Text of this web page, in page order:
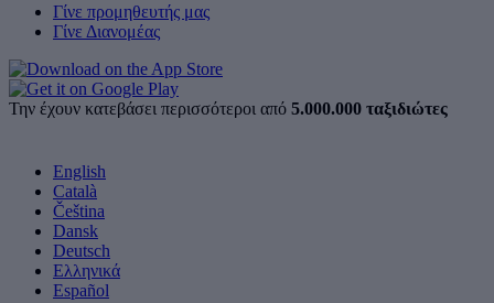
Γίνε προμηθευτής μας
Γίνε Διανομέας
Την έχουν κατεβάσει περισσότεροι από 5.000.000 ταξιδιώτες
English
Català
Čeština
Dansk
Deutsch
Ελληνικά
Español